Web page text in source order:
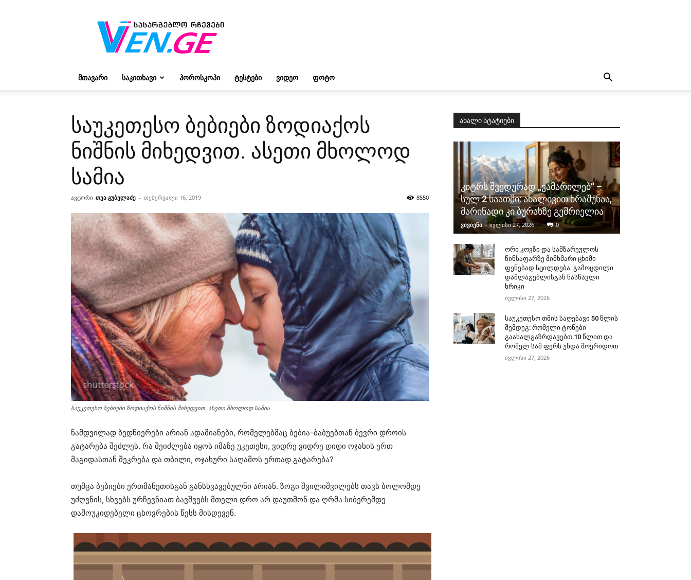
ვივიენისგან
ᲛᲗᲐᲕᲐᲠᲘ ᲡᲐᲙᲘᲗᲮᲐᲕᲘ ᲰᲝᲠᲝᲡᲙᲝᲞᲘ ᲢᲔᲡᲢᲔᲑᲘ ᲕᲘᲓᲔᲝ ᲤᲝᲢᲝ
საუკეთესო ბებიები ზოდიაქოს
ნიშნის მიხედვით. ასეთი მხოლოდ
სამია
ავტორი თეა გუბელაძე - თებერვალი 16, 2019 8550
საუკეთესო ბებიები ზოდიაქოს ნიშნის მიხედვით. ასეთი მხოლოდ სამია
ნამდვილად ბედნიერები არიან ადამიანები, რომელებმაც ბებია-ბაბუებთან ბევრი დროის
გატარება შეძლეს. რა შეიძლება იყოს იმაზე უკეთესი, ვიდრე ვიდრე დიდი ოჯახის ერთ
მაგიდასთან შეკრება და თბილი, ოჯახური საღამოს ერთად გატარება?
თუმცა ბებიები ერთმანეთისგან განსხვავებულნი არიან. ზოგი შვილიშვილებს თავს ბოლომდე
უძღვნის, სხვებს ურჩევნიათ ბავშვებს მთელი დრო არ დაუთმონ და ღრმა სიბერემდე
დამოუკიდებელი ცხოვრების წესს მისდევენ.
ახალი სტატიები
კიტრს შვედურად „ვამარილებ“ –
სულ 2 საათში: ახალივით ხრაშუნაა,
მარინადი კი ბურახზე გემრიელია
ვივიენი - ივლისი 27, 2026 0
ორი კოვზი და სამზარეულოს
წინსაფარზე მიმხმარი ცხიმი
ფენებად სცილდება: გამოცდილი
დამლაგებლისგან ნასწავლი
ხრიკი
ივლისი 27, 2026
საუკეთესო თმის საღებავი 50 წლის
შემდეგ: რომელი ტონები
გაახალგაზრდავებთ 10 წლით და
რომელ სამ ფერს უნდა მოერიდოთ
ივლისი 27, 2026